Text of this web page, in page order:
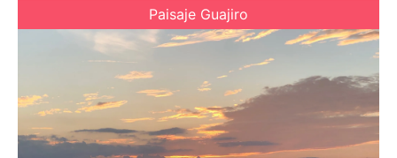
Paisaje Guajiro